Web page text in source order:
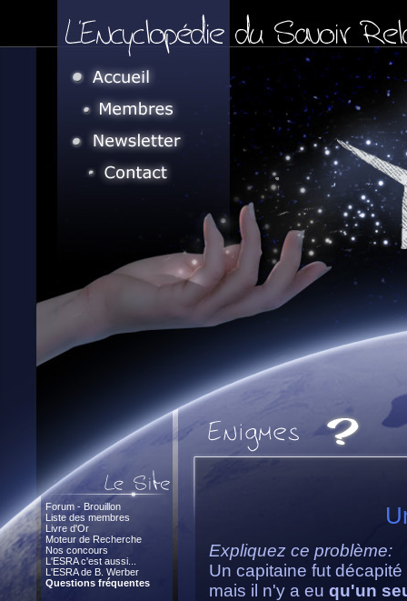
Forum - Brouillon
Liste des membres
Livre d'Or
Moteur de Recherche
Nos concours
L'ESRA c'est aussi...
L'ESRA de B. Werber
Questions fréquentes
Expliquez ce problème:
Un capitaine fut
mais il n'y a eu qu'un